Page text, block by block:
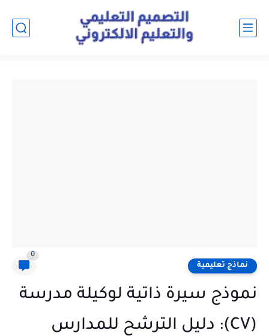
نماذج تعليمية
0
نموذج سيرة ذاتية لوكيلة مدرسة
(CV): دليل الترشح للمدارس